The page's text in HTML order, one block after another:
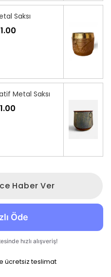
Saksı
Metal Saksı
Haber Ver
ücretsiz teslimat